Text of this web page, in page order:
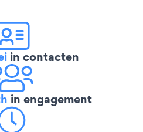
in contacten
in engagement